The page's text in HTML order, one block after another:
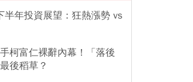
半年投資展望：狂熱漲勢 vs
柯富仁裸辭內幕！「落後
後稻草？